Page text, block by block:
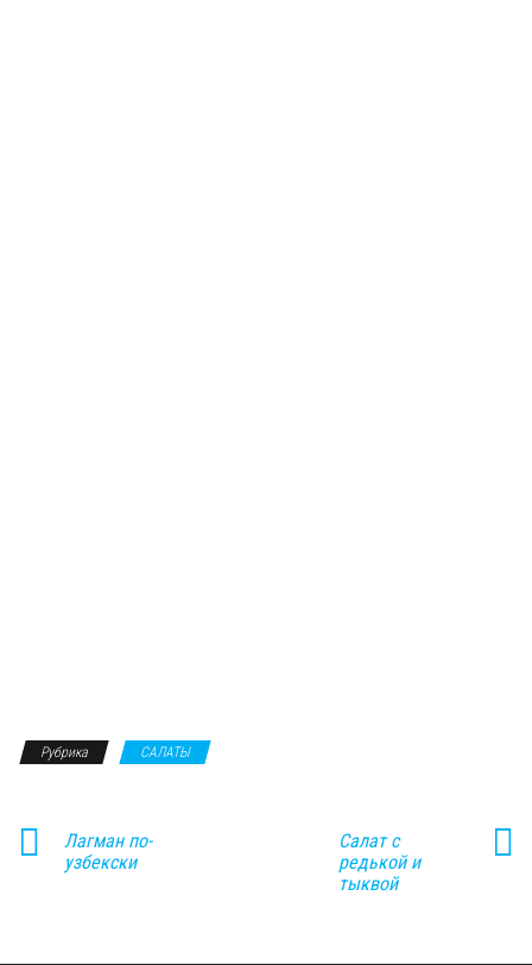
Рубрика САЛАТЫ
Лагман по-
узбекски
Салат с
редькой и
тыквой